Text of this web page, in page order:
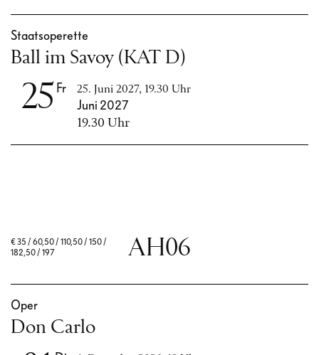
25 Fr 25. Juni 2027, 19.30 Uhr
Juni 2027
19.30 Uhr
Ball im Savoy (KAT D)
Staatsoperette
€35 / 60,50 / 110,50 / 150 /
182,50 / 197
AH06
Don Carlo
Oper